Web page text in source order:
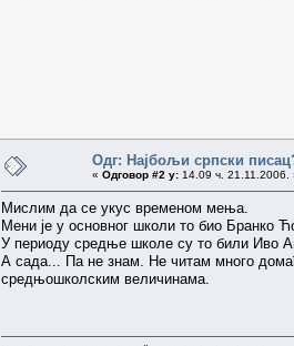
Одг: Најбољи српски
« Одговор #2 у: 14.09 ч. 21.11.2006.
Мислим да се укус временом мења.
Мени је у основног школи то био Бранко
У периоду средње школе су то били Иво
А сада... Па не знам. Не читам много
средњошколским величинама.